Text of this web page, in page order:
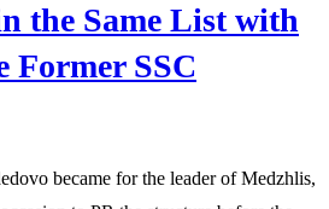
the Same List with
Former SSC
became for the leader of Medzhlis,